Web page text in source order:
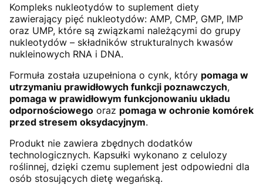
Kompleks nukleotydów to suplement diety
zawierający pięć nukleotydów: AMP, CMP, GMP, IMP
oraz UMP, które są związkami należącymi do grupy
nukleotydów – składników strukturalnych kwasów
nukleinowych RNA i DNA.
Formuła została uzupełniona o cynk, który pomaga w
utrzymaniu prawidłowych funkcji poznawczych,
pomaga w prawidłowym funkcjonowaniu układu
odpornościowego oraz pomaga w ochronie komórek
przed stresem oksydacyjnym.
Produkt nie zawiera zbędnych dodatków
technologicznych. Kapsułki wykonano z celulozy
roślinnej, dzięki czemu suplement jest odpowiedni dla
osób stosujących dietę wegańską.